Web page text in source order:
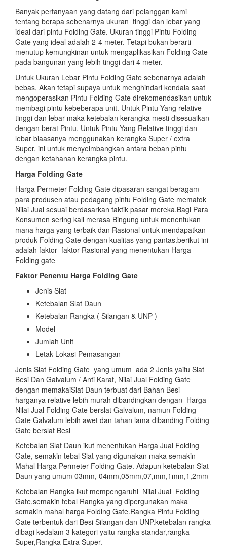
Banyak pertanyaan yang datang dari pelanggan kami
tentang berapa sebenarnya ukuran tinggi dan lebar yang
ideal dari pintu Folding Gate. Ukuran tinggi Pintu Folding
Gate yang ideal adalah 2-4 meter. Tetapi bukan berarti
menutup kemungkinan untuk mengaplikasikan Folding Gate
pada bangunan yang lebih tinggi dari 4 meter.
Untuk Ukuran Lebar Pintu Folding Gate sebenarnya adalah
bebas, Akan tetapi supaya untuk menghindari kendala saat
mengoperasikan Pintu Folding Gate direkomendasikan untuk
membagi pintu kebeberapa unit. Untuk Pintu Yang relative
tinggi dan lebar maka ketebalan kerangka mesti disesuaikan
dengan berat Pintu. Untuk Pintu Yang Relative tinggi dan
lebar biaasanya menggunakan kerangka Super / extra
Super, ini untuk menyeimbangkan antara beban pintu
dengan ketahanan kerangka pintu.
Harga Folding Gate
Harga Permeter Folding Gate dipasaran sangat beragam
para produsen atau pedagang pintu Folding Gate mematok
Nilai Jual sesuai berdasarkan taktik pasar mereka.Bagi Para
Konsumen sering kali merasa Bingung untuk menentukan
mana harga yang terbaik dan Rasional untuk mendapatkan
produk Folding Gate dengan kualitas yang pantas.berikut ini
adalah faktor faktor Rasional yang menentukan Harga
Folding gate
Faktor Penentu Harga Folding Gate
Jenis Slat
Ketebalan Slat Daun
Ketebalan Rangka ( Silangan & UNP )
Model
Jumlah Unit
Letak Lokasi Pemasangan
Jenis Slat Folding Gate yang umum ada 2 Jenis yaitu Slat
Besi Dan Galvalum / Anti Karat, Nilai Jual Folding Gate
dengan memakaiSlat Daun terbuat dari Bahan Besi
harganya relative lebih murah dibandingkan dengan Harga
Nilai Jual Folding Gate berslat Galvalum, namun Folding
Gate Galvalum lebih awet dan tahan lama dibanding Folding
Gate berslat Besi
Ketebalan Slat Daun ikut menentukan Harga Jual Folding
Gate, semakin tebal Slat yang digunakan maka semakin
Mahal Harga Permeter Folding Gate. Adapun ketebalan Slat
Daun yang umum 03mm, 04mm,05mm,07,mm,1mm,1,2mm
Ketebalan Rangka ikut mempengaruhi Nilai Jual Folding
Gate,semakin tebal Rangka yang dipergunakan maka
semakin mahal harga Folding Gate.Rangka Pintu Folding
Gate terbentuk dari Besi Silangan dan UNP.ketebalan rangka
dibagi kedalam 3 kategori yaitu rangka standar,rangka
Super,Rangka Extra Super.